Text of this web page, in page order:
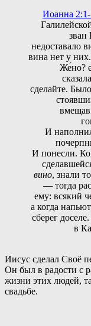
Иоанна 2:1-
зван
недоставало
вина нет у
Же́но?
сделайте.
И
И понесли.
вино, знали
— тогда
ему: всякий
а когда
сберег
в
Иисус сделал Своё
Он был в радости с
жизни этих людей,
свадьбе.